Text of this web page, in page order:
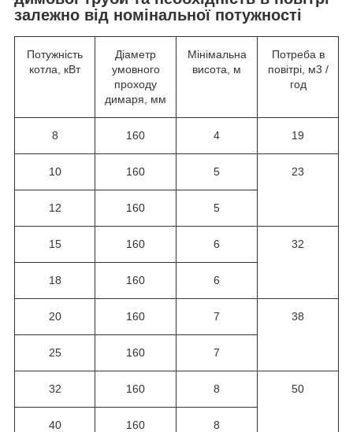
залежно від номінальної потужності
Потужність
котла, кВт
Діаметр
умовного
проходу
димаря, мм
Мінімальна
висота, м
Потреба в
повітрі, м3 /
год
8 160 4 19
10 160 5 23
12 160 5
15 160 6 32
18 160 6
20 160 7 38
25 160 7
32 160 8 50
40 160 8